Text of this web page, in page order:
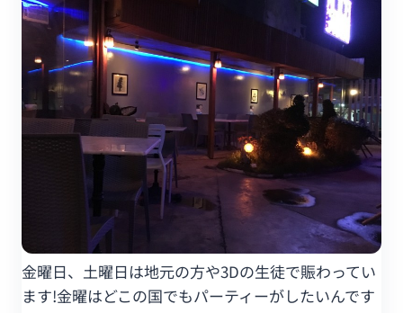
金曜日、土曜日は地元の方や3Dの生徒で賑わってい
ます!金曜はどこの国でもパーティーがしたいんです